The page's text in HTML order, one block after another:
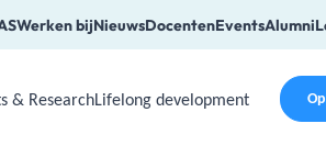
Werken bijNieuwsDocentenEventsAlumni
to open a submenu. Use Arrow
& ResearchLifelong development